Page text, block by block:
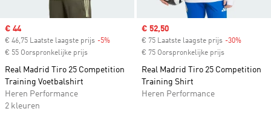
Sale price
€ 44
€ 46,75 Laatste laagste prijs -5%
€ 55 Oorspronkelijke prijs
Real Madrid Tiro 25 Competition
Training Voetbalshirt
Heren Performance
2 kleuren
Sale price
€ 52,50
€ 75 Laatste laagste prijs -30%
€ 75 Oorspronkelijke prijs
Real Madrid Tiro 25 Competition
Training Shirt
Heren Performance